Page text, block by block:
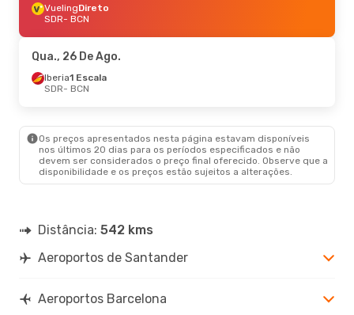
VuelingDireto
SDR- BCN
BCN- SDR
Sáb., 19 De Set.
VuelingDireto
SDR- BCN
Qua., 26 De Ago.
Iberia1 Escala
SDR- BCN
Os preços apresentados nesta página estavam disponíveis
nos últimos 20 dias para os períodos especificados e não
devem ser considerados o preço final oferecido. Observe que a
disponibilidade e os preços estão sujeitos a alterações.
Distância: 542 kms
Aeroportos de Santander
Aeroportos Barcelona